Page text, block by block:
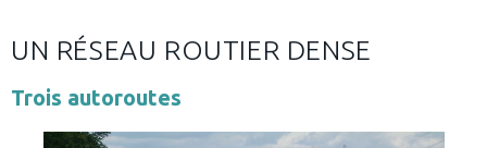
UN RÉSEAU ROUTIER DENSE
Trois autoroutes